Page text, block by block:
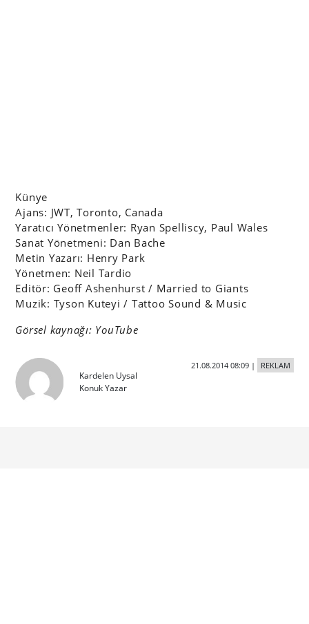
Künye
Ajans: JWT, Toronto, Canada
Yaratıcı Yönetmenler: Ryan Spelliscy, Paul Wales
Sanat Yönetmeni: Dan Bache
Metin Yazarı: Henry Park
Yönetmen: Neil Tardio
Editör: Geoff Ashenhurst / Married to Giants
Muzik: Tyson Kuteyi / Tattoo Sound & Music
Görsel kaynağı: YouTube
Kardelen Uysal
Konuk Yazar
21.08.2014 08:09| REKLAM